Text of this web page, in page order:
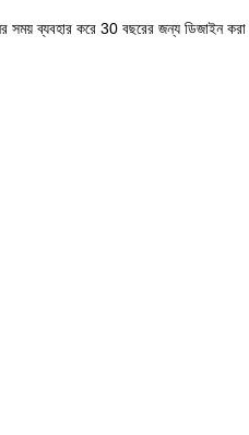
সময় ব্যবহার করে 30 বছরের জন্য ডিজাইন করা